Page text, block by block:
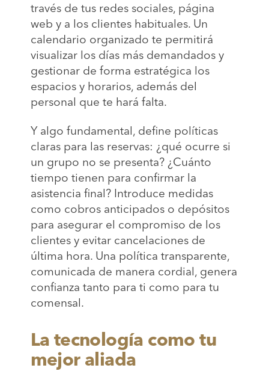
través de tus redes sociales, página
web y a los clientes habituales. Un
calendario organizado te permitirá
visualizar los días más demandados y
gestionar de forma estratégica los
espacios y horarios, además del
personal que te hará falta.
Y algo fundamental, define políticas
claras para las reservas: ¿qué ocurre si
un grupo no se presenta? ¿Cuánto
tiempo tienen para confirmar la
asistencia final? Introduce medidas
como cobros anticipados o depósitos
para asegurar el compromiso de los
clientes y evitar cancelaciones de
última hora. Una política transparente,
comunicada de manera cordial, genera
confianza tanto para ti como para tu
comensal.
La tecnología como tu
mejor aliada